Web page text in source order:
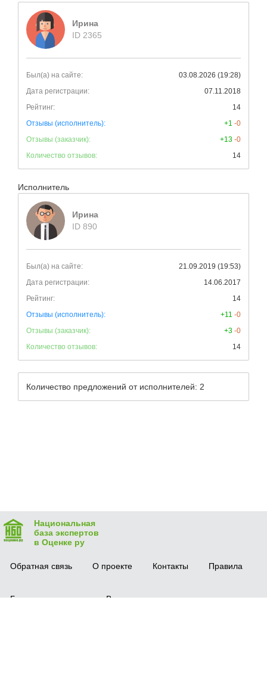
Ирина
ID 2365
Был(а) на сайте:
03.08.2026 (19:28)
Дата регистрации:
07.11.2018
Рейтинг:
14
Отзывы (исполнитель):
+1 -0
Отзывы (заказчик):
+13 -0
Количество отзывов:
14
Исполнитель
Ирина
ID 890
Был(а) на сайте:
21.09.2019 (19:53)
Дата регистрации:
14.06.2017
Рейтинг:
14
Отзывы (исполнитель):
+11 -0
Отзывы (заказчик):
+3 -0
Количество отзывов:
14
Количество предложений от исполнителей: 2
Национальная
база экспертов
в Оценке ру
Обратная связь О проекте Контакты Правила
Безопасная сделка Вопрос-ответ